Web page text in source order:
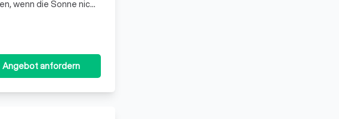
wenn die Sonne nicht
Angebot anfordern